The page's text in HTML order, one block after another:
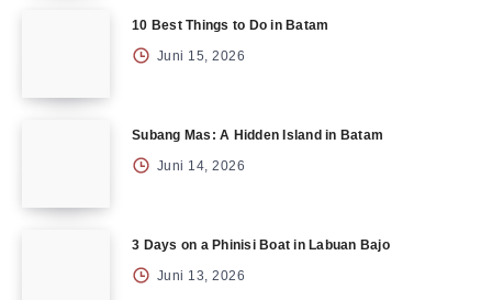
10 Best Things to Do in Batam
Juni 15, 2026
Subang Mas: A Hidden Island in Batam
Juni 14, 2026
3 Days on a Phinisi Boat in Labuan Bajo
Juni 13, 2026